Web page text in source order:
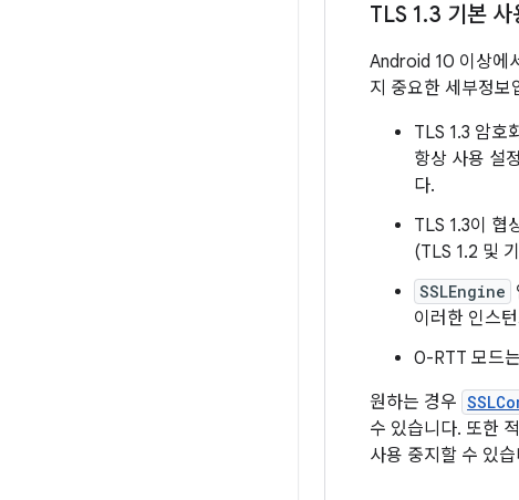
TLS 1.3 기본 사
Android 10 이상에
지 중요한 세부정보
TLS 1.3 암호
항상 사용 설
다.
TLS 1.3이 협
(TLS 1.2 및
SSLEngine
이러한 인스
0-RTT 모드
원하는 경우
수 있습니다. 또한
사용 중지할 수 있